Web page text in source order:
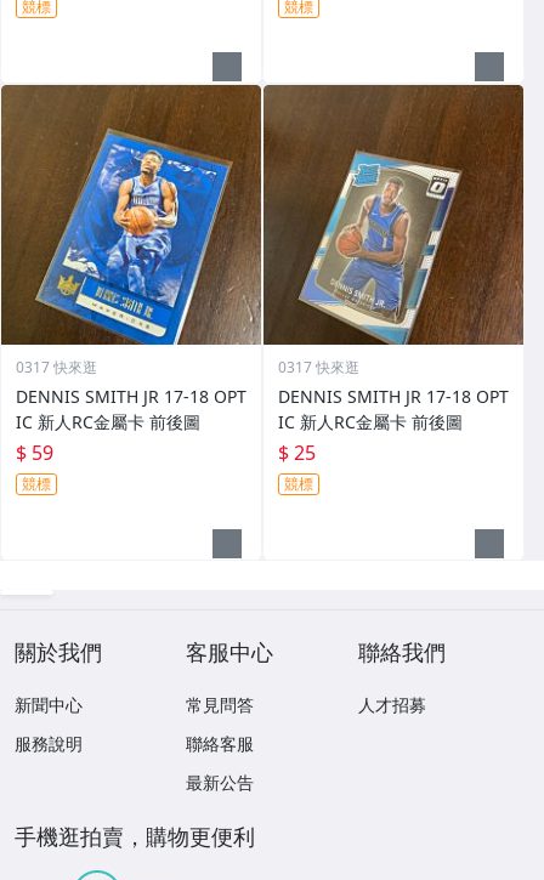
競標 競標
0317 快來逛
DENNIS SMITH JR 17-18 OPT
IC 新人RC金屬卡 前後圖
$ 59
競標
0317 快來逛
DENNIS SMITH JR 17-18 OPT
IC 新人RC金屬卡 前後圖
$ 25
競標
關於我們
新聞中心
服務說明
客服中心
常見問答
聯絡客服
最新公告
聯絡我們
人才招募
手機逛拍賣，購物更便利